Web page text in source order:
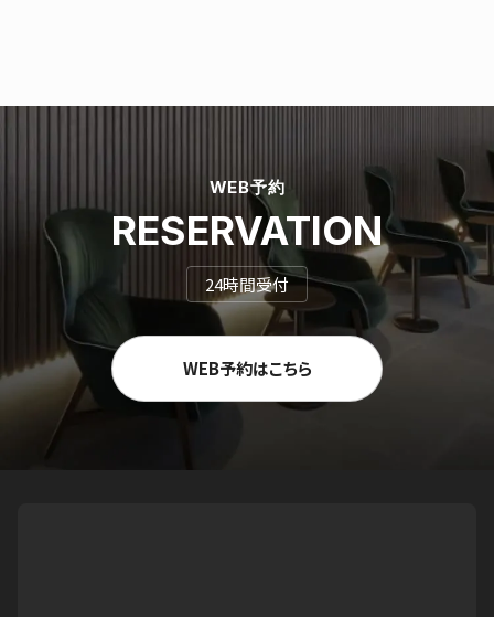
WEB予約
RESERVATION
24時間受付
WEB予約はこちら